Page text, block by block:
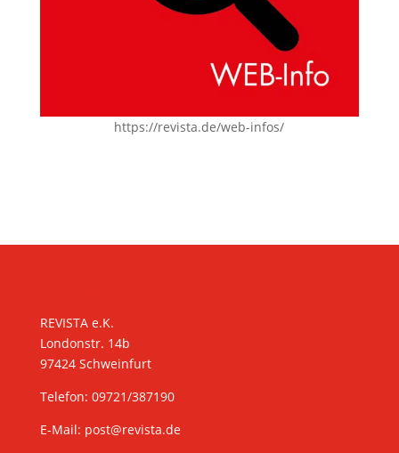
https://revista.de/web-infos/
REVISTA e.K.
Londonstr. 14b
97424 Schweinfurt
Telefon: 09721/387190
E-Mail: post@revista.de